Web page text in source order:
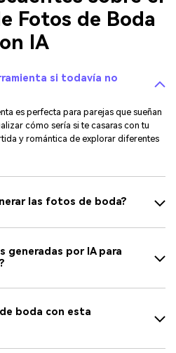
Fotos de Boda
IA
si todavía no
es perfecta para parejas que sueñan
cómo sería si te casaras con tu
y romántica de explorar diferentes
las fotos de boda?
generadas por IA para
boda con esta